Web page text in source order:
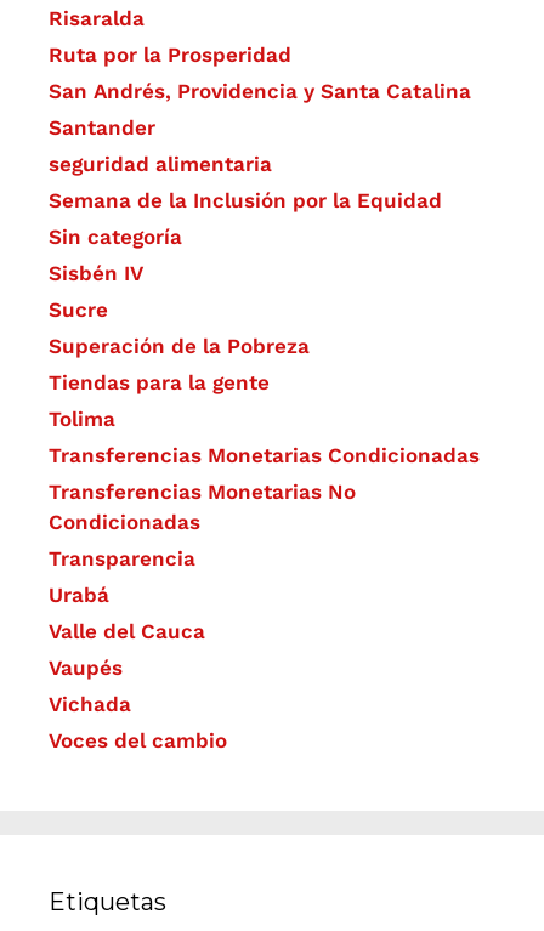
Risaralda
Ruta por la Prosperidad
San Andrés, Providencia y Santa Catalina
Santander
seguridad alimentaria
Semana de la Inclusión por la Equidad
Sin categoría
Sisbén IV
Sucre
Superación de la Pobreza
Tiendas para la gente
Tolima
Transferencias Monetarias Condicionadas
Transferencias Monetarias No
Condicionadas
Transparencia
Urabá
Valle del Cauca
Vaupés
Vichada
Voces del cambio
Etiquetas